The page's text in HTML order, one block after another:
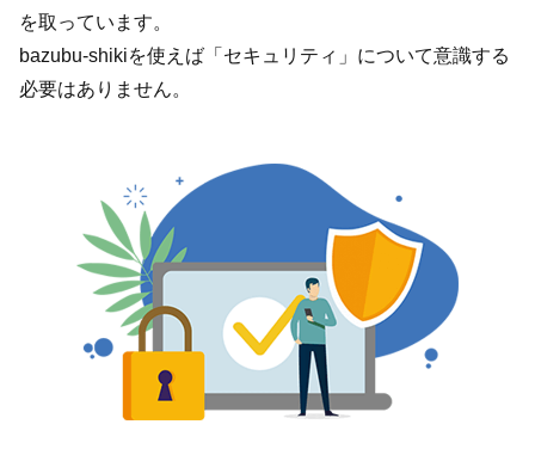
を取っています。
bazubu-shikiを使えば「セキュリティ」について意識する
必要はありません。